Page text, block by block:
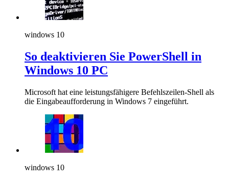
windows 10
So deaktivieren Sie PowerShell in
Windows 10 PC
Microsoft hat eine leistungsfähigere Befehlszeilen-Shell als
die Eingabeaufforderung in Windows 7 eingeführt.
windows 10